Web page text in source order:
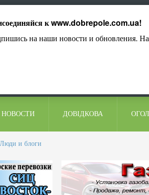
НОВОСТИ ДОВІДКОВА
Люди и блоги
кwww.dobrepole.com.ua!
на наши новости и обновления.